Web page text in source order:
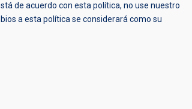
de acuerdo con esta política, no use nuestro
a esta política se considerará como su